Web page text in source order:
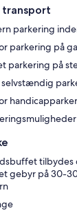
transport
parkering
parkering på
parkering på
tilbydes
gebyr på 30-